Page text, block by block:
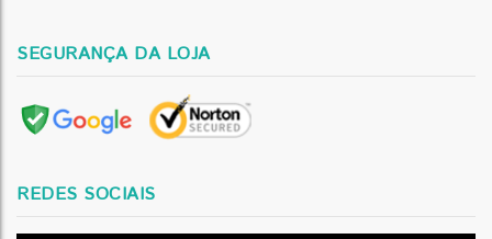
SEGURANÇA DA LOJA
REDES SOCIAIS